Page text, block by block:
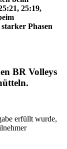
25:19,
Phasen
BR Volleys
erfüllt wurde,